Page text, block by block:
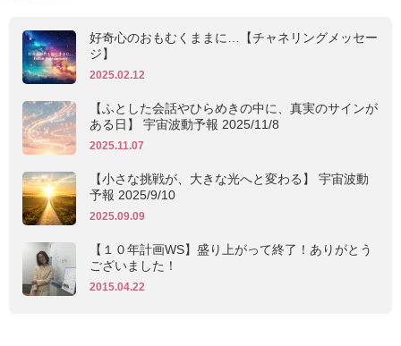
好奇心のおもむくままに…【チャネリングメッセー
ジ】
2025.02.12
【ふとした会話やひらめきの中に、真実のサインが
ある日】 宇宙波動予報 2025/11/8
2025.11.07
【小さな挑戦が、大きな光へと変わる】 宇宙波動
予報 2025/9/10
2025.09.09
【１０年計画WS】盛り上がって終了！ありがとう
ございました！
2015.04.22